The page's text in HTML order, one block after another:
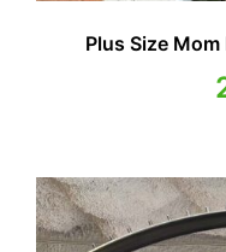
Plus Size